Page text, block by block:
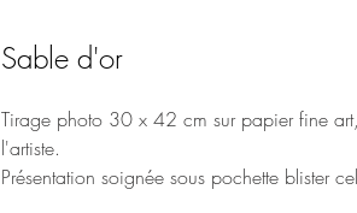
Sable d'or
Tirage photo 30 x 42 cm sur papier fine
l'artiste.
Présentation soignée sous pochette blister